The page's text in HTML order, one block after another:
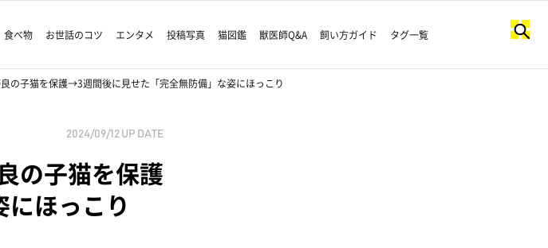
食べ物 お世話のコツ エンタメ 投稿写真 猫図鑑 獣医師Q&A 飼い方ガイド タグ一覧
の子猫を保護→3週間後に見せた「完全無防備」な姿にほっこり
2024/09/12 UP DATE
の子猫を保護
ほっこり